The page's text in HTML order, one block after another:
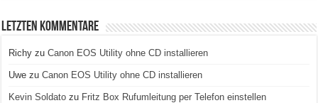
Letzten Kommentare
Richy zuCanon EOS Utility ohne CD installieren
Uwe zuCanon EOS Utility ohne CD installieren
Kevin Soldato zu Fritz Box Rufumleitung per Telefon einstellen